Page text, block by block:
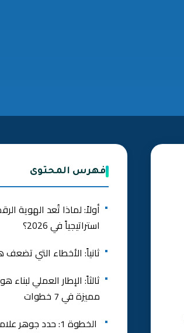
فهرس المحتوى
أولاً: لماذا تُعد الهوية
استراتيجياً في 2026؟
ثانياً: الأخطاء التي
ثالثاً: الإطار العملي لبناء
مميزة في 7 خطوات
الخطوة 1: حدد جوهر